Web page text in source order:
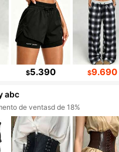
$5.390 $9.690
abc
de ventasd de 18%
de seguidores de 876%